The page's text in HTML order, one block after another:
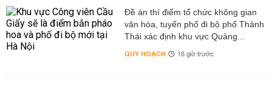
Đề án thí điểm tổ chức không gian
văn hóa, tuyến phố đi bộ phố Thành
Thái xác định khu vực Quảng...
QUY HOẠCH 16 giờ trước